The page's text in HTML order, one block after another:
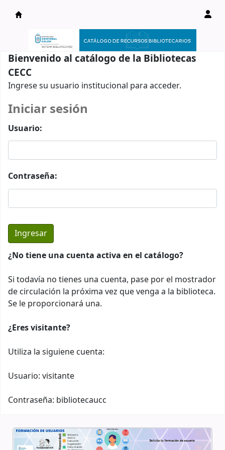
Catálogo en línea
Bienvenido al catálogo de la Bibliotecas
CECC
Ingrese su usuario institucional para acceder.
Iniciar sesión
Usuario:
Contraseña:
¿No tiene una cuenta activa en el catálogo?
Si todavía no tienes una cuenta, pase por el mostrador
de circulación la próxima vez que venga a la biblioteca.
Se le proporcionará una.
¿Eres visitante?
Utiliza la siguiene cuenta:
Usuario: visitante
Contraseña: bibliotecaucc